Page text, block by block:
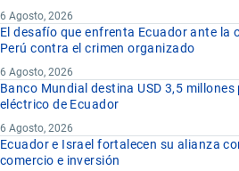
6 Agosto, 2026
El desafío que enfrenta Ecuador ante la
Perú contra el crimen organizado
6 Agosto, 2026
Banco Mundial destina USD 3,5
eléctrico de Ecuador
6 Agosto, 2026
Ecuador e Israel fortalecen su alianza
comercio e inversión